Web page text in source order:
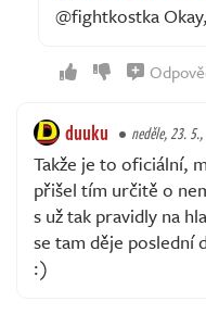
@fightkostka
duuku neděle, 23.
Takže je to oficiální,
přišel tím určitě o
s už tak pravidly na
se tam děje poslední
:)